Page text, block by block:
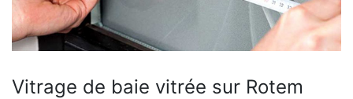
Vitrage de baie vitrée sur Rotem